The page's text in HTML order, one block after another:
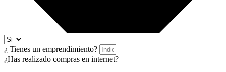
¿ Tienes un emprendimiento?
¿Has realizado compras en internet?